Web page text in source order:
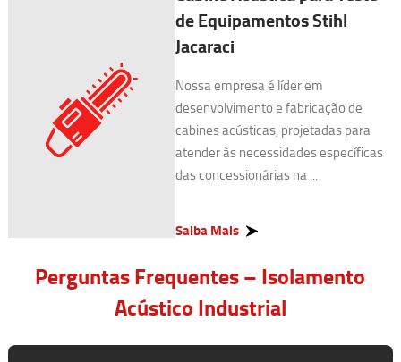
de Equipamentos Stihl
Jacaraci
Nossa empresa é líder em
desenvolvimento e fabricação de
cabines acústicas, projetadas para
atender às necessidades específicas
das concessionárias na ...
Saiba Mais
Perguntas Frequentes – Isolamento
Acústico Industrial